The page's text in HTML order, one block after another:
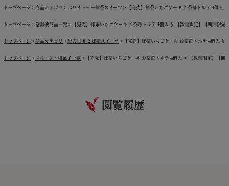
トップページ 商品カテゴリ ホワイトデー抹茶スイーツ 【完売】抹茶いちごケーキ お茶苺トルテ 4個入
トップページ 常温便商品一覧 【完売】抹茶いちごケーキ お茶苺トルテ 4個入 § 【数量限定】【期間限定
トップページ 商品カテゴリ 母の日 花と抹茶スイーツ 【完売】抹茶いちごケーキ お茶苺トルテ 4個入 §
トップページ スイーツ・和菓子一覧 【完売】抹茶いちごケーキ お茶苺トルテ 4個入 § 【数量限定】【期
閲覧履歴